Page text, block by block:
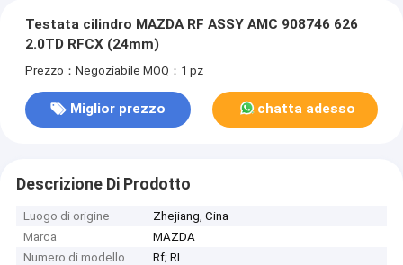
Testata cilindro MAZDA RF ASSY AMC 908746 626
2.0TD RFCX (24mm)
Prezzo：Negoziabile MOQ：1 pz
Miglior prezzo chatta adesso
Descrizione Di Prodotto
Luogo di origine
Zhejiang, Cina
Marca
MAZDA
Numero di modello
Rf; RI